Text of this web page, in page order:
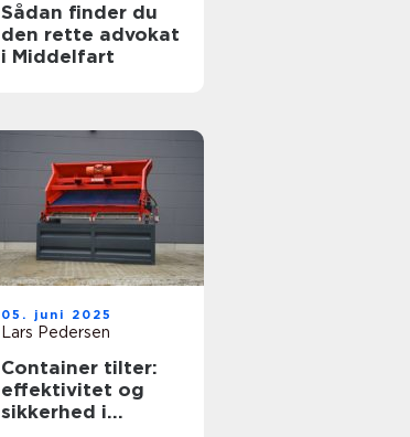
Sådan finder du
den rette advokat
i Middelfart
05. juni 2025
Lars Pedersen
Container tilter:
effektivitet og
sikkerhed i